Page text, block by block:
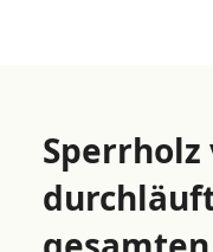
Sperrholz